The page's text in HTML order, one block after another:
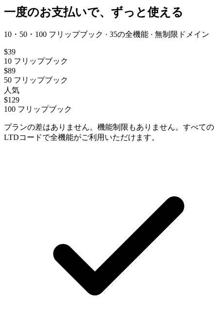
一度のお支払いで、ずっと使える
10・50・100 フリップブック · 35の全機能 · 無制限ドメイン
$39
10 フリップブック
$89
50 フリップブック
人気
$129
100 フリップブック
プランの差はありません。機能制限もありません。すべての
LTDコードで全機能がご利用いただけます。